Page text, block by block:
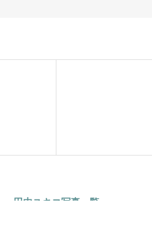
田中ユキコ写真一覧